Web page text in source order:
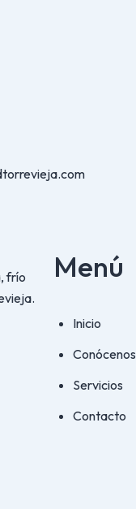
frío
Menú
Inicio
Conócenos
Servicios
Contacto